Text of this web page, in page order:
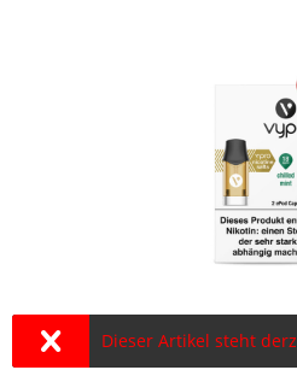
Dieser Artikel steht